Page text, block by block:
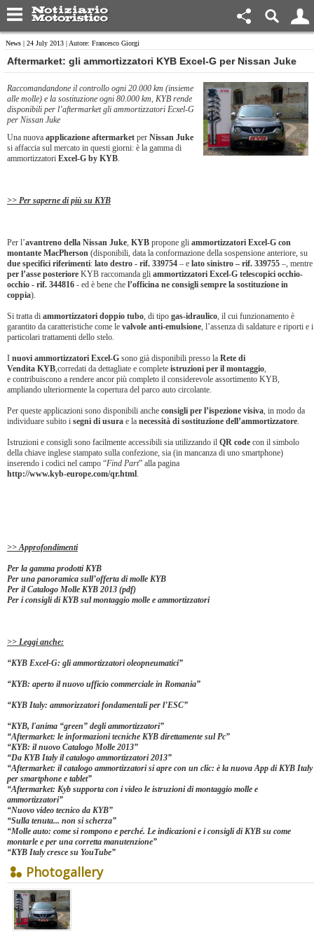
News | 24 July 2013 | Autore: Francesco Giorgi
Aftermarket: gli ammortizzatori KYB Excel-G per Nissan Juke
Raccomandandone il controllo ogni 20.000 km (insieme
alle molle) e la sostituzione ogni 80.000 km, KYB rende
disponibili per l’aftermarket gli ammortizzatori Ecxel-G
per Nissan Juke
Una nuova applicazione aftermarket per Nissan Juke
si affaccia sul mercato in questi giorni: è la gamma di
ammortizzatori Excel-G by KYB.
>> Per saperne di più su KYB
Per l’avantreno della Nissan Juke, KYB propone gli ammortizzatori Excel-G con
montante MacPherson (disponibili, data la conformazione della sospensione anteriore, su
due specifici riferimenti: lato destro - rif. 339754 – e lato sinistro – rif. 339755 –, mentre
per l’asse posteriore KYB raccomanda gli ammortizzatori Excel-G telescopici occhio-
occhio - rif. 344816 - ed è bene che l’officina ne consigli sempre la sostituzione in
coppia).
Si tratta di ammortizzatori doppio tubo, di tipo gas-idraulico, il cui funzionamento è
garantito da caratteristiche come le valvole anti-emulsione, l’assenza di saldature e riporti e i
particolari trattamenti dello stelo.
I nuovi ammortizzatori Excel-G sono già disponibili presso la Rete di
Vendita KYB,corredati da dettagliate e complete istruzioni per il montaggio,
e contribuiscono a rendere ancor più completo il considerevole assortimento KYB,
ampliando ulteriormente la copertura del parco auto circolante.
Per queste applicazioni sono disponibili anche consigli per l’ispezione visiva, in modo da
individuare subito i segni di usura e la necessità di sostituzione dell’ammortizzatore.
Istruzioni e consigli sono facilmente accessibili sia utilizzando il QR code con il simbolo
della chiave inglese stampato sulla confezione, sia (in mancanza di uno smartphone)
inserendo i codici nel campo “Find Part” alla pagina
http://www.kyb-europe.com/qr.html.
>> Approfondimenti
Per la gamma prodotti KYB
Per una panoramica sull’offerta di molle KYB
Per il Catalogo Molle KYB 2013 (pdf)
Per i consigli di KYB sul montaggio molle e ammortizzatori
>> Leggi anche:
“KYB Excel-G: gli ammortizzatori oleopneumatici”
“KYB: aperto il nuovo ufficio commerciale in Romania”
“KYB Italy: ammorizzatori fondamentali per l’ESC”
“KYB, l'anima “green” degli ammortizzatori”
“Aftermarket: le informazioni tecniche KYB direttamente sul Pc”
“KYB: il nuovo Catalogo Molle 2013”
“Da KYB Italy il catalogo ammortizzatori 2013”
“Aftermarket: il catalogo ammortizzatori si apre con un clic: è la nuova App di KYB Italy
per smartphone e tablet”
“Aftermarket: Kyb supporta con i video le istruzioni di montaggio molle e
ammortizzatori”
“Nuovo video tecnico da KYB”
“Sulla tenuta... non si scherza”
“Molle auto: come si rompono e perché. Le indicazioni e i consigli di KYB su come
montarle e per una corretta manutenzione”
“KYB Italy cresce su YouTube”
Photogallery